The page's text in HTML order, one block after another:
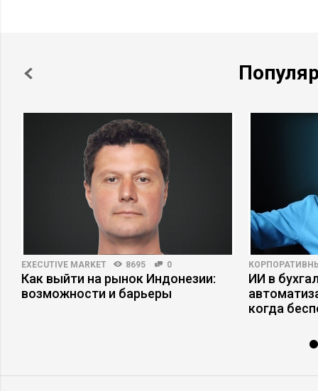
EXECUTIVE MARKET 8695 0
Как выйти на рынок Индонезии:
возможности и барьеры
ИИ в
когда